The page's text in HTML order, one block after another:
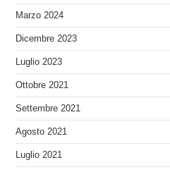
Marzo 2024
Dicembre 2023
Luglio 2023
Ottobre 2021
Settembre 2021
Agosto 2021
Luglio 2021